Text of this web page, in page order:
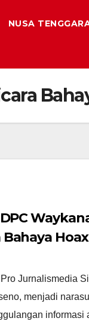
NUSA
Jurnalismedia
menjadi
informasi